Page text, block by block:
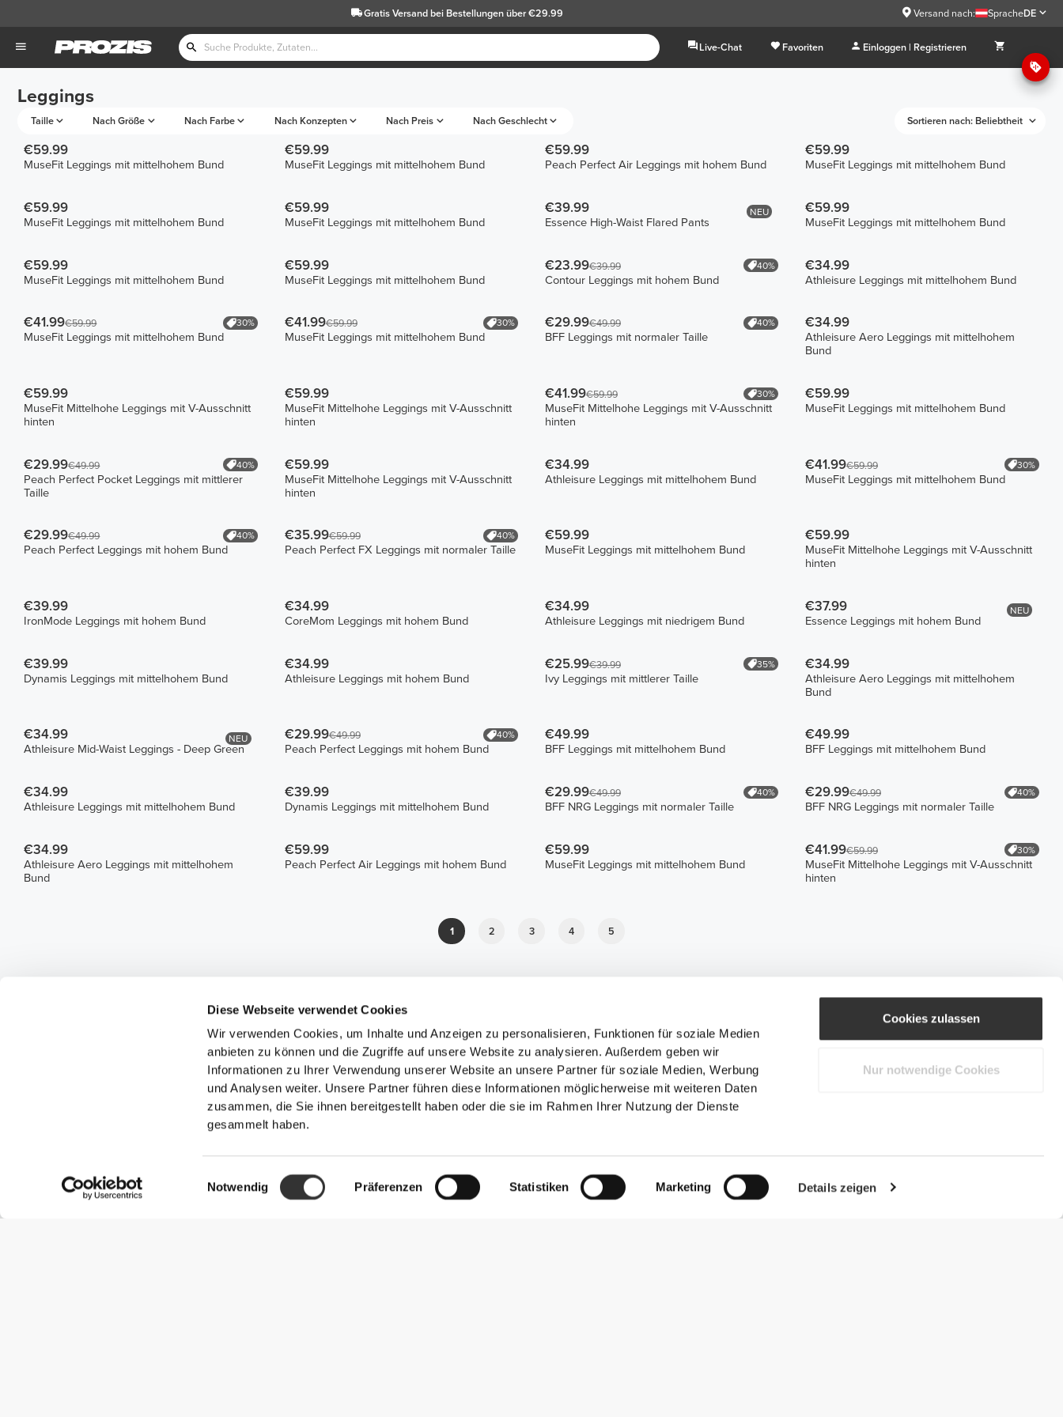
Diese Webseite verwendet Cookies
Wir verwenden Cookies, um Inhalte und Anzeigen zu personalisieren, Funktionen für soziale Medien
anbieten zu können und die Zugriffe auf unsere Website zu analysieren. Außerdem geben wir
Informationen zu Ihrer Verwendung unserer Website an unsere Partner für soziale Medien, Werbung
und Analysen weiter. Unsere Partner führen diese Informationen möglicherweise mit weiteren Daten
zusammen, die Sie ihnen bereitgestellt haben oder die sie im Rahmen Ihrer Nutzung der Dienste
gesammelt haben.
Einwilligungsauswahl
Notwendig Präferenzen Statistiken Marketing Details zeigen
Cookies zulassen
Nur notwendige Cookies
Gratis Versandbei Bestellungen über €29.99 Versand nach: SpracheDE
Live-Chat Favoriten Einloggen | Registrieren
Leggings
Taille Nach Größe Nach Farbe Nach Konzepten Nach Preis Nach Geschlecht Sortieren nach: Beliebtheit
€59.99
MuseFit Leggings mit mittelhohem Bund
€59.99
MuseFit Leggings mit mittelhohem Bund
€59.99
Peach Perfect Air Leggings mit hohem Bund
€59.99
MuseFit Leggings mit mittelhohem Bund
€59.99
MuseFit Leggings mit mittelhohem Bund
€59.99
MuseFit Leggings mit mittelhohem Bund
NEU
€39.99
Essence High-Waist Flared Pants
€59.99
MuseFit Leggings mit mittelhohem Bund
€59.99
MuseFit Leggings mit mittelhohem Bund
€59.99
MuseFit Leggings mit mittelhohem Bund
€23.99€39.99 40%
Contour Leggings mit hohem Bund
€34.99
Athleisure Leggings mit mittelhohem Bund
€41.99€59.99 30%
MuseFit Leggings mit mittelhohem Bund
€41.99€59.99 30%
MuseFit Leggings mit mittelhohem Bund
€29.99€49.99 40%
BFF Leggings mit normaler Taille
€34.99
Athleisure Aero Leggings mit mittelhohem
Bund
€59.99
MuseFit Mittelhohe Leggings mit V-Ausschnitt
hinten
€59.99
MuseFit Mittelhohe Leggings mit V-Ausschnitt
hinten
€41.99€59.99 30%
MuseFit Mittelhohe Leggings mit V-Ausschnitt
hinten
€59.99
MuseFit Leggings mit mittelhohem Bund
€29.99€49.99 40%
Peach Perfect Pocket Leggings mit mittlerer
Taille
€59.99
MuseFit Mittelhohe Leggings mit V-Ausschnitt
hinten
€34.99
Athleisure Leggings mit mittelhohem Bund
€41.99€59.99 30%
MuseFit Leggings mit mittelhohem Bund
€29.99€49.99 40%
Peach Perfect Leggings mit hohem Bund
€35.99€59.99 40%
Peach Perfect FX Leggings mit normaler Taille
€59.99
MuseFit Leggings mit mittelhohem Bund
€59.99
MuseFit Mittelhohe Leggings mit V-Ausschnitt
hinten
€39.99
IronMode Leggings mit hohem Bund
€34.99
CoreMom Leggings mit hohem Bund
€34.99
Athleisure Leggings mit niedrigem Bund
NEU
€37.99
Essence Leggings mit hohem Bund
€39.99
Dynamis Leggings mit mittelhohem Bund
€34.99
Athleisure Leggings mit hohem Bund
€25.99€39.99 35%
Ivy Leggings mit mittlerer Taille
€34.99
Athleisure Aero Leggings mit mittelhohem
Bund
NEU
€34.99
Athleisure Mid-Waist Leggings - Deep Green
€29.99€49.99 40%
Peach Perfect Leggings mit hohem Bund
€49.99
BFF Leggings mit mittelhohem Bund
€49.99
BFF Leggings mit mittelhohem Bund
€34.99
Athleisure Leggings mit mittelhohem Bund
€39.99
Dynamis Leggings mit mittelhohem Bund
€29.99€49.99 40%
BFF NRG Leggings mit normaler Taille
€29.99€49.99 40%
BFF NRG Leggings mit normaler Taille
€34.99
Athleisure Aero Leggings mit mittelhohem
Bund
€59.99
Peach Perfect Air Leggings mit hohem Bund
€59.99
MuseFit Leggings mit mittelhohem Bund
€41.99€59.99 30%
MuseFit Mittelhohe Leggings mit V-Ausschnitt
hinten
1 2 3 4 5